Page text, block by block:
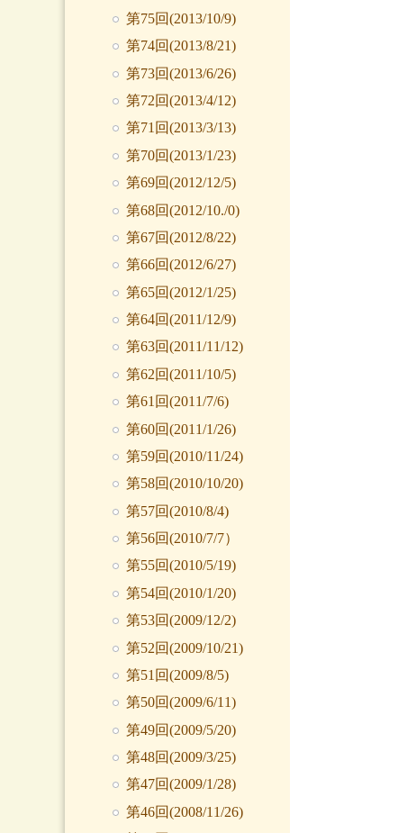
第75回(2013/10/9)
第74回(2013/8/21)
第73回(2013/6/26)
第72回(2013/4/12)
第71回(2013/3/13)
第70回(2013/1/23)
第69回(2012/12/5)
第68回(2012/10./0)
第67回(2012/8/22)
第66回(2012/6/27)
第65回(2012/1/25)
第64回(2011/12/9)
第63回(2011/11/12)
第62回(2011/10/5)
第61回(2011/7/6)
第60回(2011/1/26)
第59回(2010/11/24)
第58回(2010/10/20)
第57回(2010/8/4)
第56回(2010/7/7）
第55回(2010/5/19)
第54回(2010/1/20)
第53回(2009/12/2)
第52回(2009/10/21)
第51回(2009/8/5)
第50回(2009/6/11)
第49回(2009/5/20)
第48回(2009/3/25)
第47回(2009/1/28)
第46回(2008/11/26)